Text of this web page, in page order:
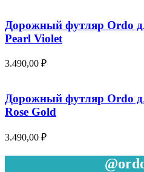
Дорожный футляр Ordo
Pearl Violet
3.490,00 ₽
Дорожный футляр Ordo
Rose Gold
3.490,00 ₽